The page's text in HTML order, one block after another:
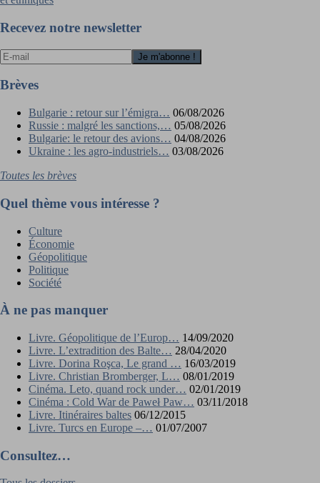
Recevez notre newsletter
Brèves
Bulgarie : retour sur l’émigra… 06/08/2026
Russie : malgré les sanctions,… 05/08/2026
Bulgarie: le retour des avions… 04/08/2026
Ukraine : les agro-industriels… 03/08/2026
Toutes les brèves
Quel thème vous intéresse ?
Culture
Économie
Géopolitique
Politique
Société
À ne pas manquer
Livre. Géopolitique de l’Europ… 14/09/2020
Livre. L’extradition des Balte… 28/04/2020
Livre. Dorina Roşca, Le grand … 16/03/2019
Livre. Christian Bromberger, L… 08/01/2019
Cinéma. Leto, quand rock under… 02/01/2019
Cinéma : Cold War de Paweł Paw… 03/11/2018
Livre. Itinéraires baltes 06/12/2015
Livre. Turcs en Europe –… 01/07/2007
Consultez…